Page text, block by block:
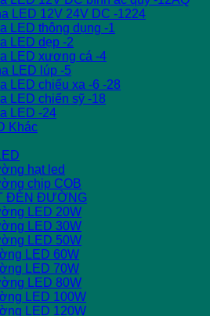
LED 12V 24V DC -1224
LED thông dụng -1
LED dẹp -2
LED xương cá -4
LED lúp -5
LED chiếu xa -6 -28
LED chiến sỹ -18
LED -24
Khác
hạt led
chip COB
ĐÈN ĐƯỜNG
LED 20W
LED 30W
LED 50W
LED 60W
LED 70W
LED 80W
LED 100W
LED 120W